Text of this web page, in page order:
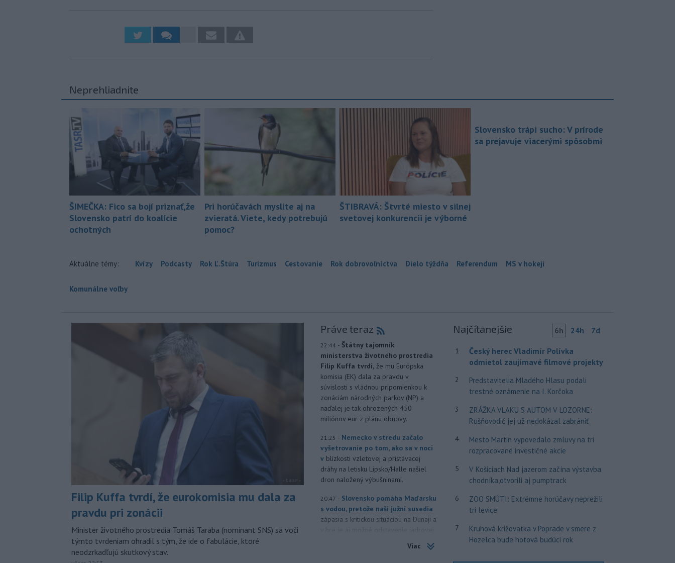
Neprehliadnite
ŠIMEČKA: Fico sa bojí priznať,že
Slovensko patrí do koalície
ochotných
Pri horúčavách myslite aj na
zvieratá. Viete, kedy potrebujú
pomoc?
ŠTIBRAVÁ: Štvrté miesto v silnej
svetovej konkurencii je výborné
Slovensko trápi sucho: V prírode
sa prejavuje viacerými spôsobmi
Aktuálne témy: Kvízy Podcasty Rok Ľ.Štúra Turizmus Cestovanie Rok dobrovoľníctva Dielo týždňa Referendum MS v hokeji
Komunálne voľby
Filip Kuffa tvrdí, že eurokomisia mu dala za
pravdu pri zonácii
Minister životného prostredia Tomáš Taraba (nominant SNS) sa voči
týmto tvrdeniam ohradil s tým, že ide o fabulácie, ktoré
neodzrkadľujú skutkový stav.
Práve teraz
22:44 - Štátny tajomník
ministerstva životného prostredia
Filip Kuffa tvrdí, že mu Európska
komisia (EK) dala za pravdu v
súvislosti s vládnou pripomienkou k
zonáciám národných parkov (NP) a
naďalej je tak ohrozených 450
miliónov eur z plánu obnovy.
21:25 - Nemecko v stredu začalo
vyšetrovanie po tom, ako sa v noci
v blízkosti vzletovej a pristávacej
dráhy na letisku Lipsko/Halle našiel
dron naložený výbušninami.
20:47 - Slovensko pomáha Maďarsku
s vodou, pretože naši južní susedia
zápasia s kritickou situáciou na Dunaji a
Viac
Najčítanejšie 6h 24h 7d
1
Český herec Vladimír Polívka
odmietol zaujímavé filmové projekty
2
Predstavitelia Mladého Hlasu podali
trestné oznámenie na I. Korčoka
3
ZRÁŽKA VLAKU S AUTOM V LOZORNE:
Rušňovodič jej už nedokázal zabrániť
4
Mesto Martin vypovedalo zmluvy na tri
rozpracované investičné akcie
5
V Košiciach Nad jazerom začína výstavba
chodníka,otvorili aj pumptrack
6
ZOO SMÚTI: Extrémne horúčavy neprežili
tri levice
7
Kruhová križovatka v Poprade v smere z
Hozelca bude hotová budúci rok